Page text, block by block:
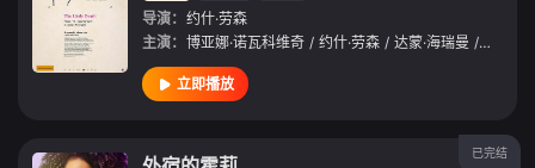
导演： 约什·劳森
主演： 博亚娜·诺瓦科维奇 / 约什·劳森 / 达蒙·海瑞曼 / 凯特·
立即播放
已完结